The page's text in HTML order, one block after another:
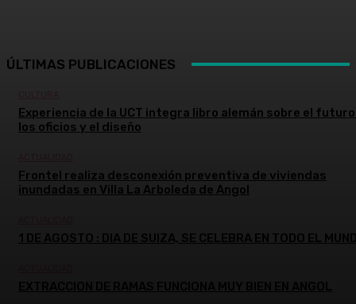
ÚLTIMAS PUBLICACIONES
Experiencia de la UCT integra libro alemán sobre el
los oficios y el diseño
Frontel realiza desconexión preventiva de viviendas
inundadas en Villa La Arboleda de Angol
1 DE AGOSTO : DIA DE SUIZA, SE CELEBRA EN TODO EL